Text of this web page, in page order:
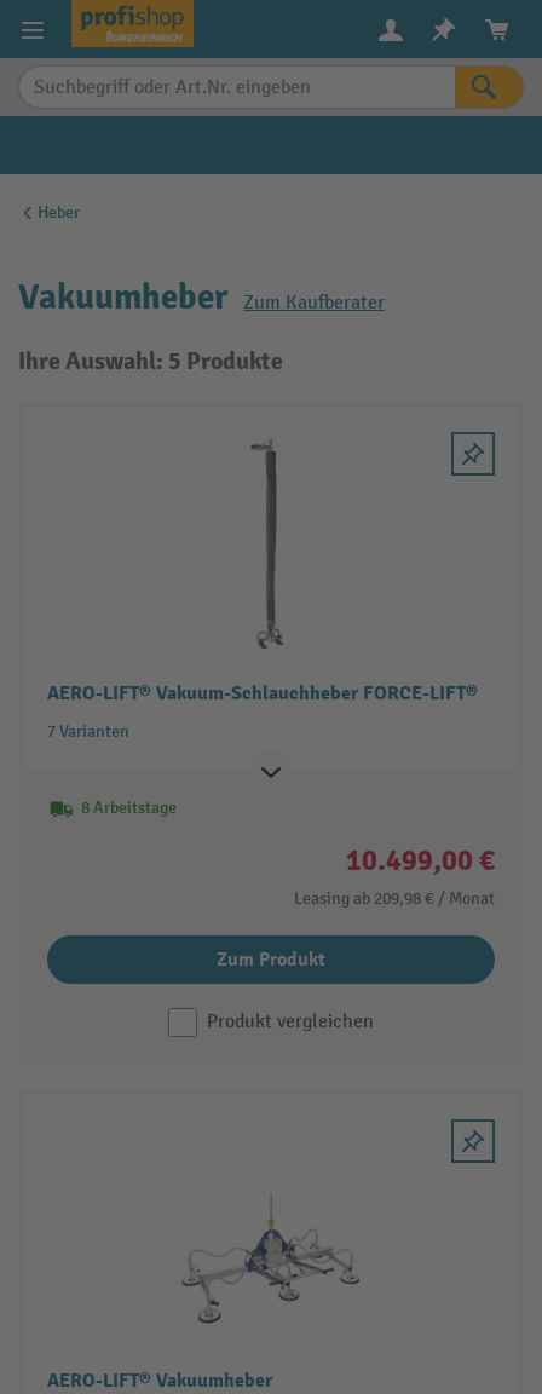
springen
Heber
Vakuumheber Zum Kaufberater
Ihre Auswahl: 5 Produkte
AERO-LIFT® Vakuum-Schlauchheber FORCE-LIFT®
7 Varianten
8 Arbeitstage
10.499,00 €
Leasing ab 209,98 € / Monat
Zum Produkt
Produkt vergleichen
AERO-LIFT® Vakuumheber